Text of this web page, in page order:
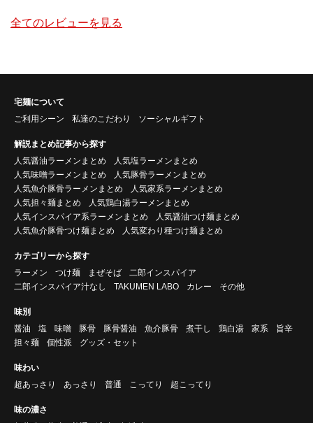
全てのレビューを見る
宅麺について
ご利用シーン
私達のこだわり ソーシャルギフト
解説まとめ記事から探す
人気醤油ラーメンまとめ
人気塩ラーメンまとめ
人気味噌ラーメンまとめ
人気豚骨ラーメンまとめ
人気魚介豚骨ラーメンまとめ
人気家系ラーメンまとめ
人気担々麺まとめ
人気鶏白湯ラーメンまとめ
人気インスパイア系ラーメンまとめ
人気醤油つけ麺まとめ
人気魚介豚骨つけ麺まとめ
人気変わり種つけ麺まとめ
カテゴリーから探す
ラーメン
つけ麺 まぜそば
二郎インスパイア
二郎インスパイア汁なし
TAKUMEN LABO カレー その他
味別
醤油
塩 味噌 豚骨 豚骨醤油 魚介豚骨 煮干し 鶏白湯 家系
旨辛
担々麺
個性派 グッズ・セット
味わい
超あっさり
あっさり 普通 こってり 超こってり
味の濃さ